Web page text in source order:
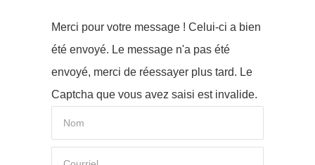
Merci pour votre message ! Celui-ci a bien
été envoyé. Le message n'a pas été
envoyé, merci de réessayer plus tard. Le
Captcha que vous avez saisi est invalide.